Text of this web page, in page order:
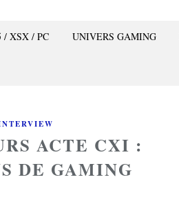
/ XSX / PC UNIVERS GAMING
ACTE CXI :
DE GAMING